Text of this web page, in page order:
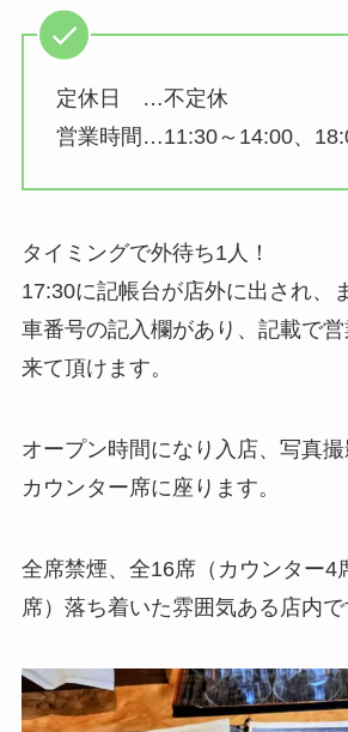
定休日 …不定休
営業時間…11:30～14:00、
タイミングで外待ち1人！
17:30に記帳台が店外に出され、
車番号の記入欄があり、記載で
来て頂けます。
オープン時間になり入店、写真
カウンター席に座ります。
全席禁煙、全16席（カウンター4
席）落ち着いた雰囲気ある店内で